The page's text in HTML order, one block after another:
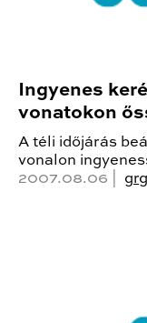
Ingyenes
vonatokon
A téli időjárás
vonalon
2007.08.06 | grg